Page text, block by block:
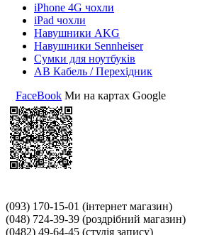
iPhone 4G чохли
iPad чохли
Навушники AKG
Навушники Sennheiser
Сумки для ноутбуків
АВ Кабель / Перехідник
FaceBook Ми на картах Google
(093) 170-15-01 (інтернет магазин)
(048) 724-39-39 (роздрібний магазин)
(0482) 49-64-45 (студія запису)